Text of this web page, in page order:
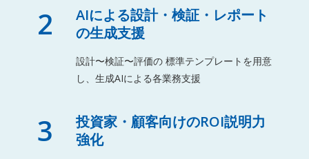
2
AIによる設計・検証・レポート
の生成支援
設計〜検証〜評価の 標準テンプレートを用意
し、生成AIによる各業務支援
3
投資家・顧客向けのROI説明力
強化